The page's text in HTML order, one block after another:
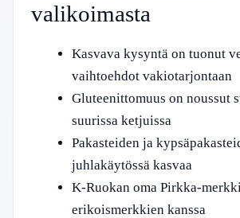
valikoimasta
Kasvava kysyntä on tuonut
vaihtoehdot vakiotarjontaan
Gluteenittomuus on noussut
suurissa ketjuissa
Pakasteiden ja
juhlakäytössä kasvaa
K-Ruokan oma Pirkka-
erikoismerkkien kanssa